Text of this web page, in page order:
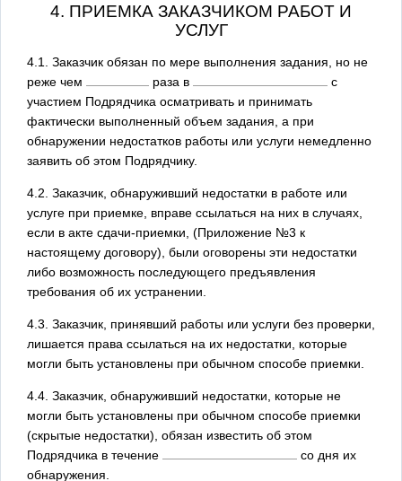
4. ПРИЕМКА ЗАКАЗЧИКОМ РАБОТ И
УСЛУГ
4.1. Заказчик обязан по мере выполнения задания, но не
реже чем
раза в
с
участием Подрядчика осматривать и принимать
фактически выполненный объем задания, а при
обнаружении недостатков работы или услуги немедленно
заявить об этом Подрядчику.
4.2. Заказчик, обнаруживший недостатки в работе или
услуге при приемке, вправе ссылаться на них в случаях,
если в акте сдачи-приемки, (Приложение №3 к
настоящему договору), были оговорены эти недостатки
либо возможность последующего предъявления
требования об их устранении.
4.3. Заказчик, принявший работы или услуги без проверки,
лишается права ссылаться на их недостатки, которые
могли быть установлены при обычном способе приемки.
4.4. Заказчик, обнаруживший недостатки, которые не
могли быть установлены при обычном способе приемки
(скрытые недостатки), обязан известить об этом
Подрядчика в течение
со дня их
обнаружения.